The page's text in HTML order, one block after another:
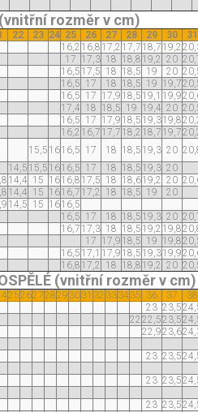
(vnitřní rozměr v cm)
22 23 24 25 26 27 28 29 30 31
16,2 16,8 17,2 17,7 18,7 19,2
17 17,3 18 18,8 19,2 20
16,5 17,5 18 18,5 19 20
16,5 17 18 18,5 19 19,7
16,5 17 17,9 18,5 19,1 19,9
17,4 18 18,5 19 19,4 20
16,5 17 17,9 18,5 19,319,8
16,2 16,7 17,7 18,2 18,7 19,7
15,5 1616,5 17 18 18,5 19,3 20
14,5 15,5 1616,5 17 18 18,5 19,3 20
14,4 15 1616,8 17,5 18 18,619,2 20
14,4 15 1616,7 17,2 18 18,5 19
20
14,5 15 1616,5
16,5 17 18 18,5 19,3 20
16,7 17,3 18 18,5 19,2 19,8
17 17,9 18,5 19 19,8
16,5 17,1 17,9 18,5 19,319,9
16,8 17,2 18 18,8 19,2 20
(vnitřní rozměr v cm)
2526272829 3031 32 3334 35 36 37 38
23 23,5
22 22,523,5
22,923,6
23 23,5
23 23,5
23 23,5